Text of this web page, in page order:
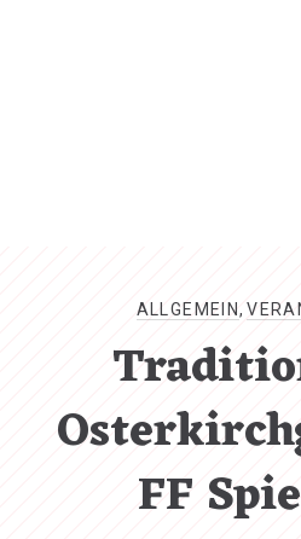
ALLGEMEIN,
FF